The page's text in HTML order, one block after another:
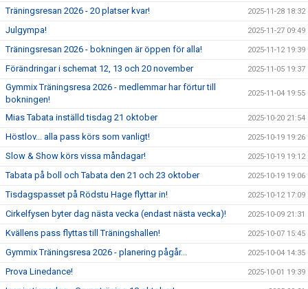
Träningsresan 2026 - 20 platser kvar! 2025-11-28 18:32
Julgympa! 2025-11-27 09:49
Träningsresan 2026 - bokningen är öppen för alla! 2025-11-12 19:39
Förändringar i schemat 12, 13 och 20 november 2025-11-05 19:37
Gymmix Träningsresa 2026 - medlemmar har förtur till
bokningen!
2025-11-04 19:55
Mias Tabata inställd tisdag 21 oktober 2025-10-20 21:54
Höstlov... alla pass körs som vanligt! 2025-10-19 19:26
Slow & Show körs vissa måndagar! 2025-10-19 19:12
Tabata på boll och Tabata den 21 och 23 oktober 2025-10-19 19:06
Tisdagspasset på Rödstu Hage flyttar in! 2025-10-12 17:09
Cirkelfysen byter dag nästa vecka (endast nästa vecka)! 2025-10-09 21:31
Kvällens pass flyttas till Träningshallen! 2025-10-07 15:45
Gymmix Träningsresa 2026 - planering pågår... 2025-10-04 14:35
Prova Linedance! 2025-10-01 19:39